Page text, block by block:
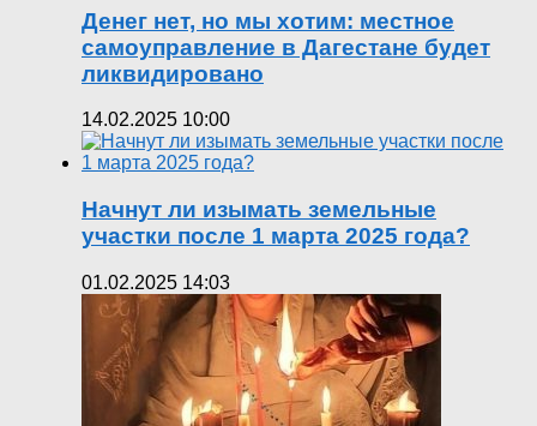
Денег нет, но мы хотим: местное
самоуправление в Дагестане будет
ликвидировано
14.02.2025 10:00
Начнут ли изымать земельные
участки после 1 марта 2025 года?
01.02.2025 14:03